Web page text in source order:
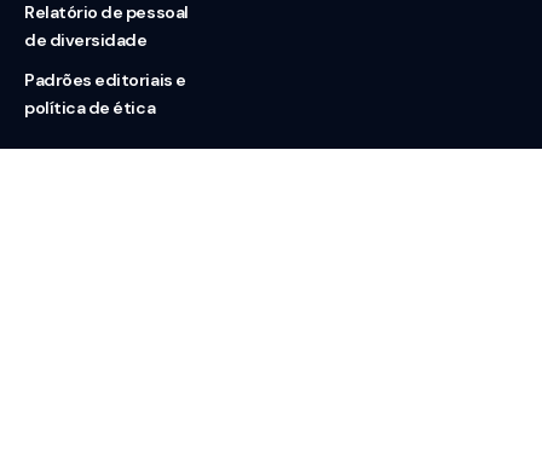
Relatório de pessoal
de diversidade
Padrões editoriais e
política de ética